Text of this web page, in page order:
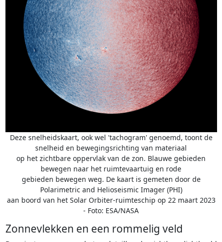
Deze snelheidskaart, ook wel 'tachogram' genoemd, toont de
snelheid en bewegingsrichting van materiaal
op het zichtbare oppervlak van de zon. Blauwe gebieden
bewegen naar het ruimtevaartuig en rode
gebieden bewegen weg. De kaart is gemeten door de
Polarimetric and Helioseismic Imager (PHI)
aan boord van het Solar Orbiter-ruimteschip op 22 maart 2023
- Foto: ESA/NASA
Zonnevlekken en een rommelig veld